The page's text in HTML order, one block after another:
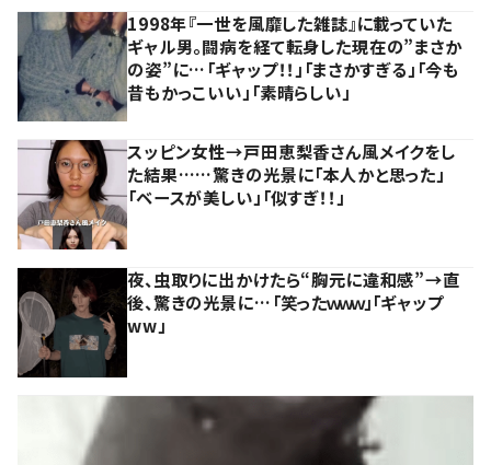
1998年『一世を風靡した雑誌』に載っていた
ギャル男。闘病を経て転身した現在の”まさか
の姿”に…「ギャップ！！」「まさかすぎる」「今も
昔もかっこいい」「素晴らしい」
スッピン女性→戸田恵梨香さん風メイクをし
た結果……驚きの光景に「本人かと思った」
「ベースが美しい」「似すぎ！！」
夜、虫取りに出かけたら“胸元に違和感”→直
後、驚きの光景に…「笑ったｗｗｗ」「ギャップ
ww」